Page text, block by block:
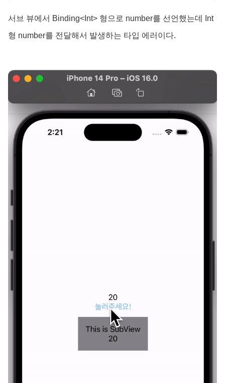
서브 뷰에서 Binding<Int> 형으로 number를 선언했는데 Int
형 number를 전달해서 발생하는 타입 에러이다.